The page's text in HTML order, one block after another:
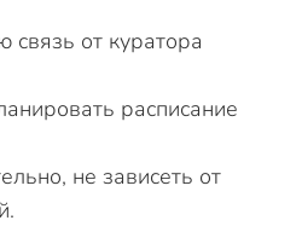
связь от куратора
расписание
не зависеть от